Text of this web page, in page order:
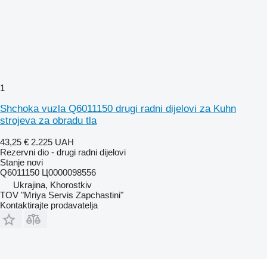
1
Shchoka vuzla Q6011150 drugi radni dijelovi za Kuhn
strojeva za obradu tla
43,25 € 2.225 UAH
Rezervni dio - drugi radni dijelovi
Stanje novi
Q6011150 Ц0000098556
Ukrajina, Khorostkiv
TOV "Mriya Servis Zapchastini"
Kontaktirajte prodavatelja